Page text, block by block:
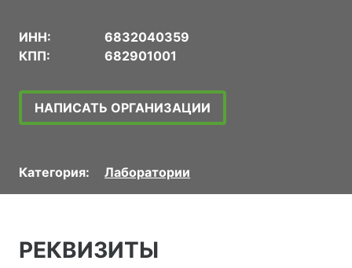
ИНН:
6832040359
КПП:
682901001
НАПИСАТЬ ОРГАНИЗАЦИИ
Категория: Лаборатории
РЕКВИЗИТЫ